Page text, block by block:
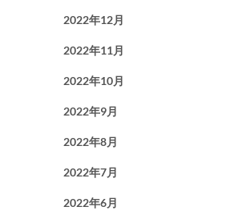
2022年12月
2022年11月
2022年10月
2022年9月
2022年8月
2022年7月
2022年6月